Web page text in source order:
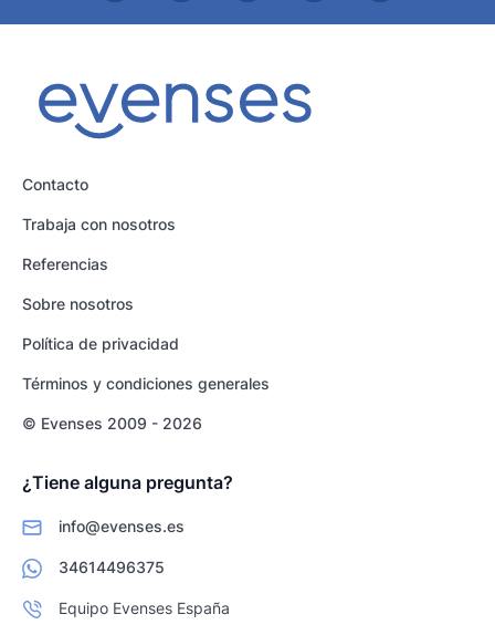
Contacto
Trabaja con nosotros
Referencias
Sobre nosotros
Política de privacidad
Términos y condiciones generales
© Evenses 2009 - 2026
¿Tiene alguna pregunta?
info@evenses.es
34614496375
Equipo Evenses España